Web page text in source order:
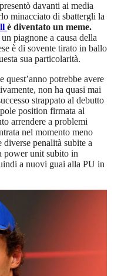
davanti ai media
minacciato di sbattergli la
è diventato un meme.
un piagnone a causa della
è di sovente tirato in ballo
sua particolarità.
potrebbe avere
non ha quasi mai
strappato al debutto
position firmata al
arrendere a problemi
nel momento meno
penalità subite a
power unit subito in
a nuovi guai alla PU in